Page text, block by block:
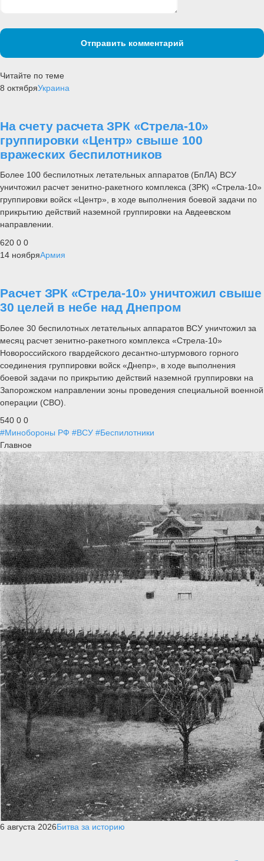
Отправить комментарий
Читайте по теме
8 октябряУкраина
На счету расчета ЗРК «Стрела-10»
группировки «Центр» свыше 100
вражеских беспилотников
Более 100 беспилотных летательных аппаратов (БпЛА) ВСУ
уничтожил расчет зенитно-ракетного комплекса (ЗРК) «Стрела-10»
группировки войск «Центр», в ходе выполнения боевой задачи по
прикрытию действий наземной группировки на Авдеевском
направлении.
620 0 0
14 ноябряАрмия
Расчет ЗРК «Стрела-10» уничтожил свыше
30 целей в небе над Днепром
Более 30 беспилотных летательных аппаратов ВСУ уничтожил за
месяц расчет зенитно-ракетного комплекса «Стрела-10»
Новороссийского гвардейского десантно-штурмового горного
соединения группировки войск «Днепр», в ходе выполнения
боевой задачи по прикрытию действий наземной группировки на
Запорожском направлении зоны проведения специальной военной
операции (СВО).
540 0 0
#Минобороны РФ #ВСУ #Беспилотники
Главное
6 августа 2026Битва за историю